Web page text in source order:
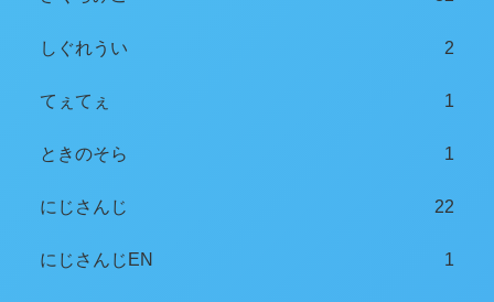
しぐれうい 2
てぇてぇ 1
ときのそら 1
にじさんじ 22
にじさんじEN 1